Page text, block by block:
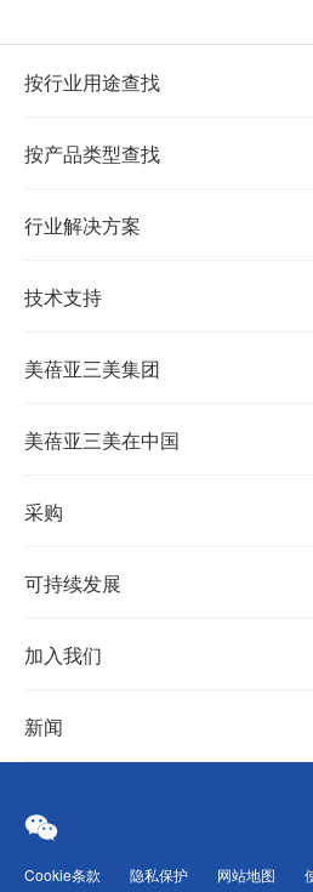
按行业用途查找
按产品类型查找
行业解决方案
技术支持
美蓓亚三美集团
美蓓亚三美在中国
采购
可持续发展
加入我们
新闻
Cookie条款 隐私保护 网站地图